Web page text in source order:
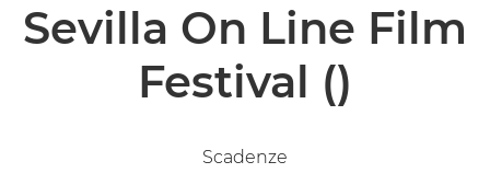
Sevilla On Line Film
Festival ()
Scadenze